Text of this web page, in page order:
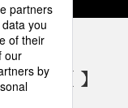
カウント